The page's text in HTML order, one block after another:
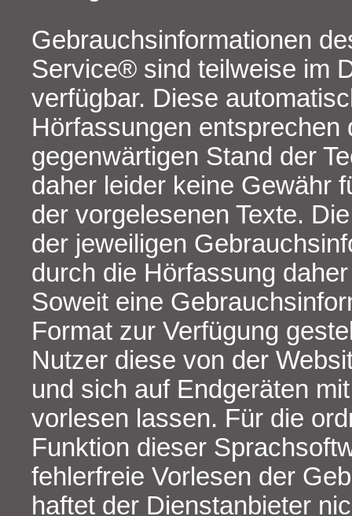
Gebrauchsinformationen
Service® sind teilweise im
verfügbar. Diese
Hörfassungen entsprechen
gegenwärtigen Stand der
daher leider keine Gewähr
der vorgelesenen Texte.
der jeweiligen
durch die Hörfassung
Soweit eine
Format zur Verfügung
Nutzer diese von der
und sich auf Endgeräten
vorlesen lassen. Für die
Funktion dieser
fehlerfreie Vorlesen der
haftet der Dienstanbieter